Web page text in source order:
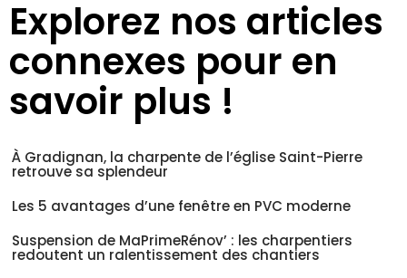
Explorez nos articles
connexes pour en
savoir plus !
À Gradignan, la charpente de l’église Saint-Pierre
retrouve sa splendeur
Les 5 avantages d’une fenêtre en PVC moderne
Suspension de MaPrimeRénov’ : les charpentiers
redoutent un ralentissement des chantiers